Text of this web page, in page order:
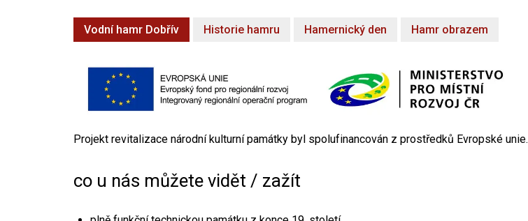
Vodní hamr Dobřív Historie hamru Hamernický den Hamr obrazem
Projekt revitalizace národní kulturní památky byl spolufinancován z prostředků Evropské unie.
co u nás můžete vidět / zažít